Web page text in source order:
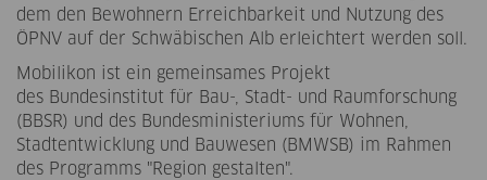
dem den Bewohnern Erreichbarkeit und Nutzung des
ÖPNV auf der Schwäbischen Alb erleichtert werden soll.
Mobilikon ist ein gemeinsames Projekt
des Bundesinstitut für Bau-, Stadt- und Raumforschung
(BBSR) und des Bundesministeriums für Wohnen,
Stadtentwicklung und Bauwesen (BMWSB) im Rahmen
des Programms "Region gestalten".